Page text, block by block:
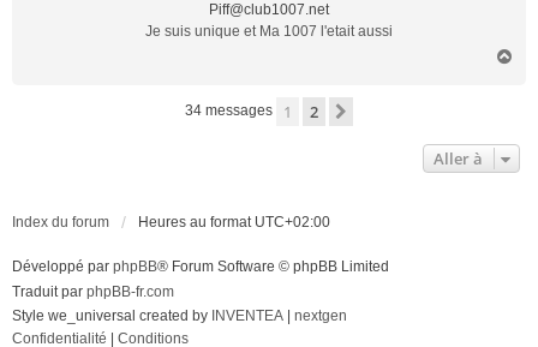
Piff@club1007.net
Je suis unique et Ma 1007 l'etait aussi
34 messages 1 2
Aller à
Index du forum Heures au format UTC+02:00
Développé par phpBB® Forum Software © phpBB Limited
Traduit par phpBB-fr.com
Style we_universal created by INVENTEA
nextgen
Confidentialité
Conditions